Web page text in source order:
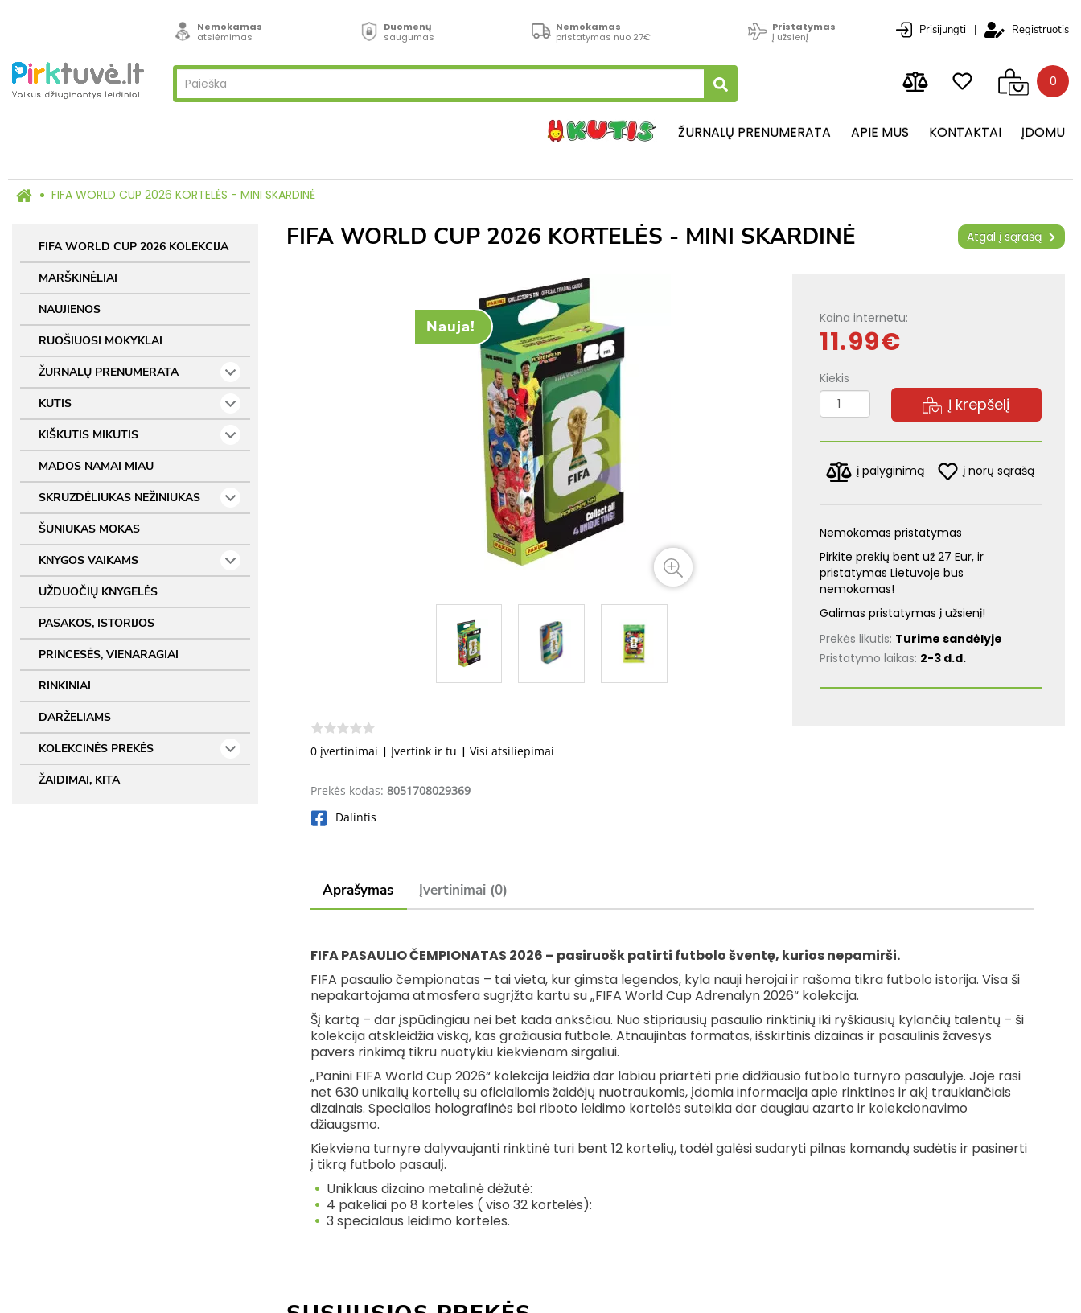
Nemokamas
atsiėmimas
Duomenų
saugumas
Nemokamas
pristatymas nuo 27€
Pristatymas
į užsienį
Prisijungti | Registruotis
0
ŽURNALŲ PRENUMERATA APIE MUS KONTAKTAI ĮDOMU
FIFA WORLD CUP 2026 KORTELĖS - MINI SKARDINĖ
FIFA WORLD CUP 2026 KOLEKCIJA
MARŠKINĖLIAI
NAUJIENOS
RUOŠIUOSI MOKYKLAI
ŽURNALŲ PRENUMERATA
KUTIS
KIŠKUTIS MIKUTIS
MADOS NAMAI MIAU
SKRUZDĖLIUKAS NEŽINIUKAS
ŠUNIUKAS MOKAS
KNYGOS VAIKAMS
UŽDUOČIŲ KNYGELĖS
PASAKOS, ISTORIJOS
PRINCESĖS, VIENARAGIAI
RINKINIAI
DARŽELIAMS
KOLEKCINĖS PREKĖS
ŽAIDIMAI, KITA
FIFA WORLD CUP 2026 KORTELĖS - MINI SKARDINĖ Atgal į sąrašą
Nauja!
0 įvertinimai | Įvertink ir tu | Visi atsiliepimai
Prekės kodas: 8051708029369
Dalintis
Aprašymas Įvertinimai (0)
FIFA PASAULIO ČEMPIONATAS 2026 – pasiruošk patirti futbolo šventę, kurios nepamirši.
FIFA pasaulio čempionatas – tai vieta, kur gimsta legendos, kyla nauji herojai ir rašoma tikra futbolo istorija. Visa ši
nepakartojama atmosfera sugrįžta kartu su „FIFA World Cup Adrenalyn 2026“ kolekcija.
Šį kartą – dar įspūdingiau nei bet kada anksčiau. Nuo stipriausių pasaulio rinktinių iki ryškiausių kylančių talentų – ši
kolekcija atskleidžia viską, kas gražiausia futbole. Atnaujintas formatas, išskirtinis dizainas ir pasaulinis žavesys
pavers rinkimą tikru nuotykiu kiekvienam sirgaliui.
„Panini FIFA World Cup 2026“ kolekcija leidžia dar labiau priartėti prie didžiausio futbolo turnyro pasaulyje. Joje rasi
net 630 unikalių kortelių su oficialiomis žaidėjų nuotraukomis, įdomia informacija apie rinktines ir akį traukiančiais
dizainais. Specialios holografinės bei riboto leidimo kortelės suteikia dar daugiau azarto ir kolekcionavimo
džiaugsmo.
Kiekviena turnyre dalyvaujanti rinktinė turi bent 12 kortelių, todėl galėsi sudaryti pilnas komandų sudėtis ir pasinerti
į tikrą futbolo pasaulį.
Uniklaus dizaino metalinė dėžutė:
4 pakeliai po 8 korteles ( viso 32 kortelės):
3 specialaus leidimo korteles.
Kaina internetu:
11.99€
Kiekis
Į krepšelį
į palyginimą į norų sąrašą
Nemokamas pristatymas
Pirkite prekių bent už 27 Eur, ir
pristatymas Lietuvoje bus
nemokamas!
Galimas pristatymas į užsienį!
Prekės likutis: Turime sandėlyje
Pristatymo laikas: 2-3 d.d.